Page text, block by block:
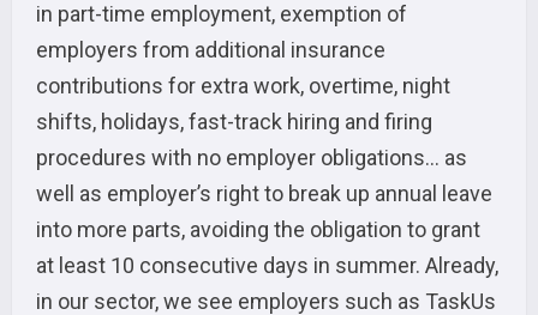
in part-time employment, exemption of
employers from additional insurance
contributions for extra work, overtime, night
shifts, holidays, fast-track hiring and firing
procedures with no employer obligations… as
well as employer’s right to break up annual leave
into more parts, avoiding the obligation to grant
at least 10 consecutive days in summer. Already,
in our sector, we see employers such as TaskUs